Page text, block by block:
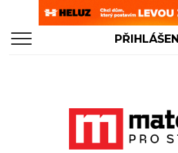
PŘIHLÁŠENÍ